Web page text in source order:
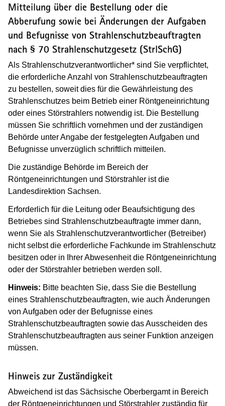
Mitteilung über die Bestellung oder die
Abberufung sowie bei Änderungen der Aufgaben
und Befugnisse von Strahlenschutzbeauftragten
nach § 70 Strahlenschutzgesetz (StrlSchG)
Als Strahlenschutzverantwortlicher* sind Sie verpflichtet,
die erforderliche Anzahl von Strahlenschutzbeauftragten
zu bestellen, soweit dies für die Gewährleistung des
Strahlenschutzes beim Betrieb einer Röntgeneinrichtung
oder eines Störstrahlers notwendig ist. Die Bestellung
müssen Sie schriftlich vornehmen und der zuständigen
Behörde unter Angabe der festgelegten Aufgaben und
Befugnisse unverzüglich schriftlich mitteilen.
Die zuständige Behörde im Bereich der
Röntgeneinrichtungen und Störstrahler ist die
Landesdirektion Sachsen.
Erforderlich für die Leitung oder Beaufsichtigung des
Betriebes sind Strahlenschutzbeauftragte immer dann,
wenn Sie als Strahlenschutzverantwortlicher (Betreiber)
nicht selbst die erforderliche Fachkunde im Strahlenschutz
besitzen oder in Ihrer Abwesenheit die Röntgeneinrichtung
oder der Störstrahler betrieben werden soll.
Hinweis: Bitte beachten Sie, dass Sie die Bestellung
eines Strahlenschutzbeauftragten, wie auch Änderungen
von Aufgaben oder der Befugnisse eines
Strahlenschutzbeauftragten sowie das Ausscheiden des
Strahlenschutzbeauftragten aus seiner Funktion anzeigen
müssen.
Hinweis zur Zuständigkeit
Abweichend ist das Sächsische Oberbergamt in Bereich
der Röntgeneinrichtungen und Störstrahler zuständig für